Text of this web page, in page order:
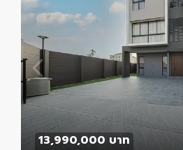
13,990,000 บาท